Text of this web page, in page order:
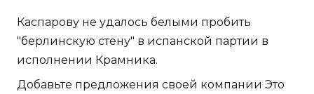
Каспарову не удалось белыми пробить
"берлинскую стену" в испанской партии в
исполнении Крамника.
Добавьте предложения своей компании Это